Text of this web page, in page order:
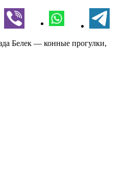
Белек — конные прогулки,